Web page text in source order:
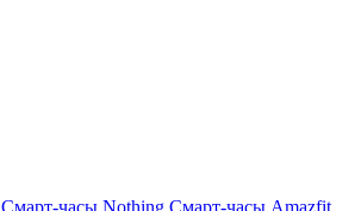
Смарт-часы Nothing Смарт-часы Amazfit